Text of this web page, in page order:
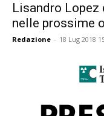
Lisandro Lopez
nelle prossime
Redazione - 18 Lug 2018